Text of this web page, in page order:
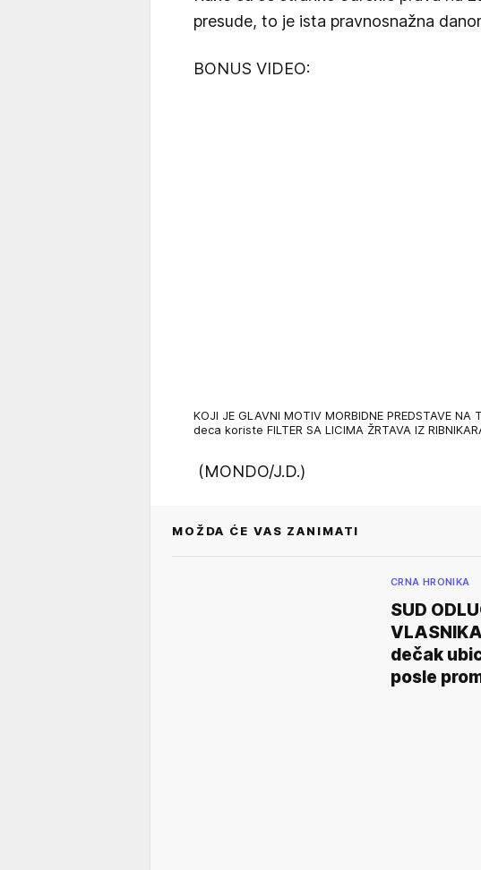
presude, to je ista pravnosnažna
BONUS VIDEO:
KOJI JE GLAVNI MOTIV MORBIDNE PREDSTAVE
deca koriste FILTER SA LICIMA ŽRTAVA IZ
(MONDO/J.D.)
MOŽDA ĆE VAS ZANIMATI
CRNA HRONIKA
SUD
dečak
posle